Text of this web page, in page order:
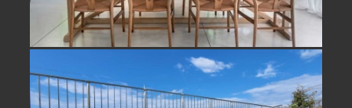
פנטהאוז עם נוף מלא לים להשכרה ביפו
תל אביב